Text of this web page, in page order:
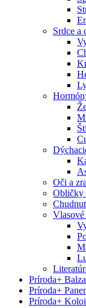
Srdce a
Oči a
Obličky
Príroda+
Príroda+
Príroda+